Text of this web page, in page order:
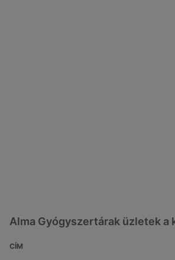
Alma Gyógyszertárak üzletek a
CÍM